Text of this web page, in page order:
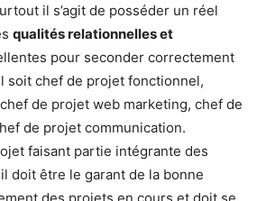
il s’agit de posséder un réel
qualités relationnelles et
pour seconder correctement
soit chef de projet fonctionnel,
de projet web marketing, chef de
de projet communication.
faisant partie intégrante des
doit être le garant de la bonne
des projets en cours et doit se